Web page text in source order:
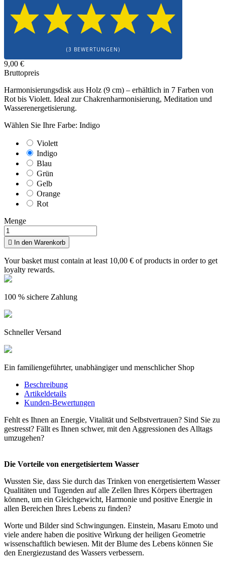
(3 BEWERTUNGEN)
9,00 €
Bruttopreis
Harmonisierungsdisk aus Holz (9 cm) – erhältlich in 7 Farben von
Rot bis Violett. Ideal zur Chakrenharmonisierung, Meditation und
Wasserenergetisierung.
Wählen Sie Ihre Farbe: Indigo
Violett
Indigo
Blau
Grün
Gelb
Orange
Rot
Menge
 In den Warenkorb
Your basket must contain at least 10,00 € of products in order to get
loyalty rewards.
100 % sichere Zahlung
Schneller Versand
Ein familiengeführter, unabhängiger und menschlicher Shop
Beschreibung
Artikeldetails
Kunden-Bewertungen
Fehlt es Ihnen an Energie, Vitalität und Selbstvertrauen? Sind Sie zu
gestresst? Fällt es Ihnen schwer, mit den Aggressionen des Alltags
umzugehen?
Die Vorteile von energetisiertem Wasser
Wussten Sie, dass Sie durch das Trinken von energetisiertem Wasser
Qualitäten und Tugenden auf alle Zellen Ihres Körpers übertragen
können, um ein Gleichgewicht, Harmonie und positive Energie in
allen Bereichen Ihres Lebens zu finden?
Worte und Bilder sind Schwingungen. Einstein, Masaru Emoto und
viele andere haben die positive Wirkung der heiligen Geometrie
wissenschaftlich bewiesen. Mit der Blume des Lebens können Sie
den Energiezustand des Wassers verbessern.